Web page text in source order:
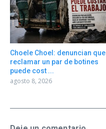
Choele Choel: denuncian que
reclamar un par de botines
puede cost ...
agosto 8, 2026